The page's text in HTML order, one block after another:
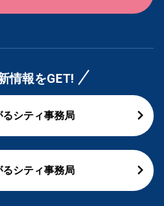
情報をGET!
るシティ事務局
るシティ事務局